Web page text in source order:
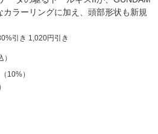
ラーリングに加え、頭部形状も新規
引き 1,020円引き
）
（ 10%）